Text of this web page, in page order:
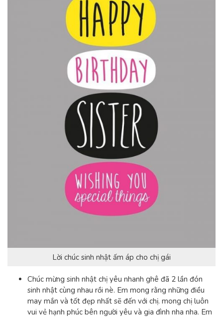
Lời chúc sinh nhật ấm áp cho chị gái
Chúc mừng sinh nhật chị yêu nhanh ghê đã 2 lần đón
sinh nhật cùng nhau rồi nè. Em mong rằng những điều
may mắn và tốt đẹp nhất sẽ đến với chị. mong chị luôn
vui vẻ hạnh phúc bên người yêu và gia đình nha nha. Em